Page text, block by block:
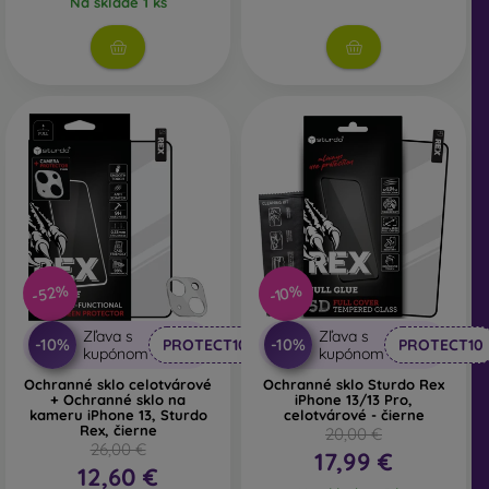
-52%
-10%
Zľava s
kupónom
PROTECT10
Ochranné sklo celotvárové
+ Ochranné sklo na
kameru iPhone 13, Sturdo
Rex, čierne
26,00 €
12,60 €
-10%
-10%
Zľava s
kupónom
PROTECT10
Ochranné sklo Sturdo Rex
iPhone 13/13 Pro,
celotvárové - čierne
20,00 €
17,99 €